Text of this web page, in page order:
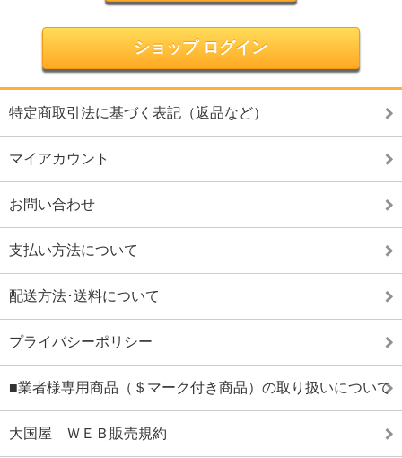
ショップ ログイン
特定商取引法に基づく表記（返品など）
マイアカウント
お問い合わせ
支払い方法について
配送方法･送料について
プライバシーポリシー
■業者様専用商品（＄マーク付き商品）の取り扱いについて
大国屋 ＷＥＢ販売規約